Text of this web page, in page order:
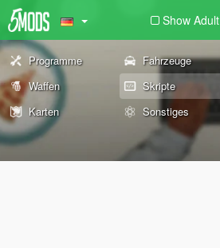
Show Adult
Programme Fahrzeuge
Waffen
Skripte
Karten
Sonstiges